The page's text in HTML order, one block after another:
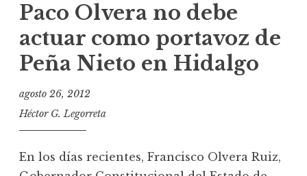
Paco Olvera no debe
actuar como portavoz de
Peña Nieto en Hidalgo
agosto 26, 2012
Héctor G. Legorreta
En los días recientes, Francisco Olvera Ruiz,